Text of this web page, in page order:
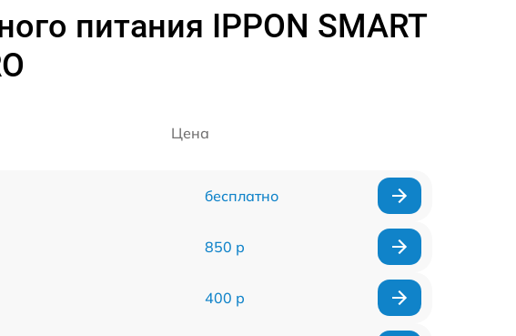
питания IPPON SMART
Цена
бесплатно
850 р
400 р